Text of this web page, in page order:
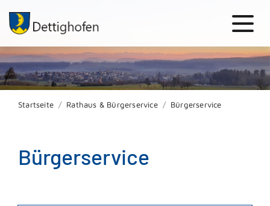
Startseite Rathaus & Bürgerservice Bürgerservice
Bürgerservice